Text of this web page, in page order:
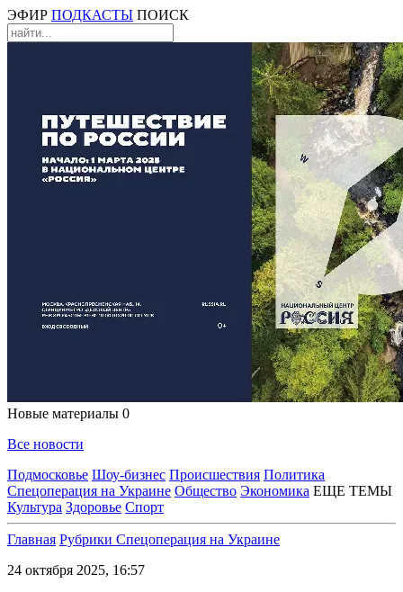
ЭФИР ПОДКАСТЫ ПОИСК
Новые материалы 0
Все новости
Подмосковье Шоу-бизнес Происшествия Политика
Спецоперация на Украине Общество Экономика ЕЩЕ ТЕМЫ
Культура Здоровье Спорт
Главная Рубрики Спецоперация на Украине
24 октября 2025, 16:57